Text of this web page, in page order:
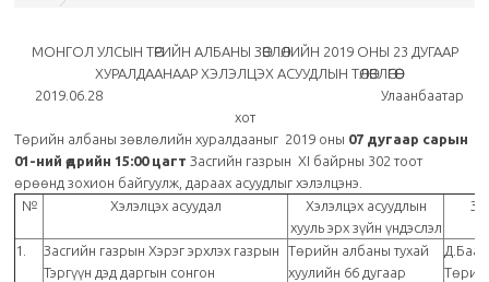
МОНГОЛ УЛСЫН ТӨРИЙН АЛБАНЫ ЗӨВЛӨЛИЙН 2019 ОНЫ 23 ДУГААР
ХУРАЛДААНААР ХЭЛЭЛЦЭХ АСУУДЛЫН ТӨЛӨВЛӨГӨӨ
2019.06.28 Улаанбаатар
хот
Төрийн албаны зөвлөлийн хуралдааныг 2019 оны 07 дугаар сарын
01-ний өдрийн 15:00 цагт Засгийн газрын XI байрны 302 тоот
өрөөнд зохион байгуулж, дараах асуудлыг хэлэлцэнэ.
№
Хэлэлцэх асуудал
Хэлэлцэх асуудлын
хууль эрх зүйн үндэслэл
1. Засгийн газрын Хэрэг эрхлэх газрын
Тэргүүн дэд даргын сонгон
Төрийн албаны тухай
хуулийн 66 дугаар